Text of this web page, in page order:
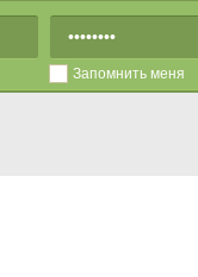
Запомнить меня